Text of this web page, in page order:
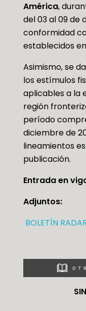
América,
del 03 al 09 de
conformidad
establecidos
Asimismo, se
los estímulos
aplicables a la
región
período
diciembre de
lineamientos
publicación.
Entrada en
Adjuntos:
BOLETÍN